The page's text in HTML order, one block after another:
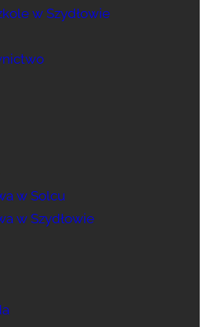
w Szydłowie
w Solcu
w Szydłowie